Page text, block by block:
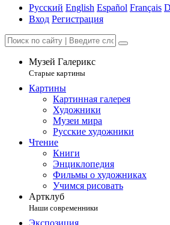
Русский English Español Français
Вход Регистрация
Музей Галерикс
Старые картины
Картины
Картинная галерея
Художники
Музеи мира
Русские художники
Чтение
Книги
Энциклопедия
Фильмы о художниках
Учимся рисовать
Артклуб
Наши современники
Экспозиция